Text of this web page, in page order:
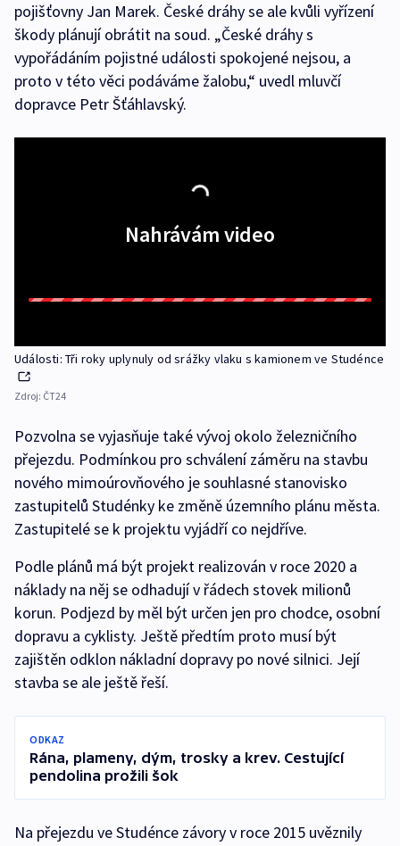
pojišťovny Jan Marek. České dráhy se ale kvůli vyřízení
škody plánují obrátit na soud. „České dráhy s
vypořádáním pojistné události spokojené nejsou, a
proto v této věci podáváme žalobu,“ uvedl mluvčí
dopravce Petr Šťáhlavský.
Nahrávám video
Události: Tři roky uplynuly od srážky vlaku s kamionem ve Studénce
Zdroj: ČT24
Pozvolna se vyjasňuje také vývoj okolo železničního
přejezdu. Podmínkou pro schválení záměru na stavbu
nového mimoúrovňového je souhlasné stanovisko
zastupitelů Studénky ke změně územního plánu města.
Zastupitelé se k projektu vyjádří co nejdříve.
Podle plánů má být projekt realizován v roce 2020 a
náklady na něj se odhadují v řádech stovek milionů
korun. Podjezd by měl být určen jen pro chodce, osobní
dopravu a cyklisty. Ještě předtím proto musí být
zajištěn odklon nákladní dopravy po nové silnici. Její
stavba se ale ještě řeší.
ODKAZ
Rána, plameny, dým, trosky a krev. Cestující
pendolina prožili šok
Na přejezdu ve Studénce závory v roce 2015 uvěznily